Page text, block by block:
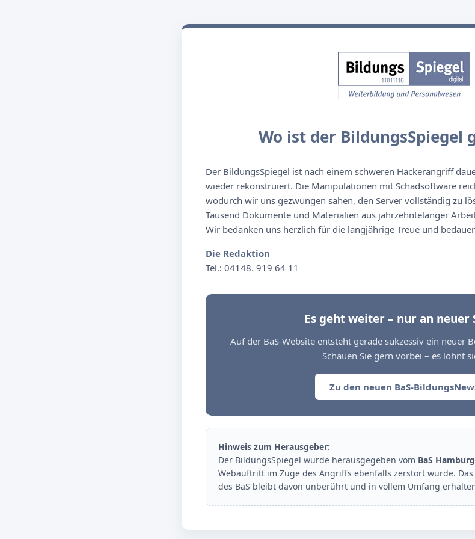
Wo ist der BildungsSpiegel
Der BildungsSpiegel ist nach einem schweren Hackerangriff
wieder rekonstruiert. Die Manipulationen mit Schadsoftware
wodurch wir uns gezwungen sahen, den Server vollständig zu
Tausend Dokumente und Materialien aus jahrzehntelanger
Wir bedanken uns herzlich für die langjährige Treue und
Die Redaktion
Tel.: 04148. 919 64 11
Es geht weiter – nur an neuer
Auf der BaS-Website entsteht gerade sukzessiv ein neuer
Schauen Sie gern vorbei – es lohnt
Zu den neuen BaS-
Hinweis zum Herausgeber:
Der BildungsSpiegel wurde herausgegeben vom BaS Hamburg
Webauftritt im Zuge des Angriffs ebenfalls zerstört wurde.
des BaS bleibt davon unberührt und in vollem Umfang